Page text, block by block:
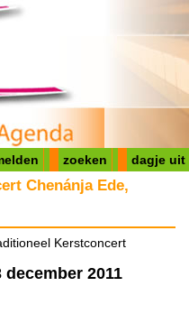
zoeken dagje uit
Chenánja Ede,
Kerstconcert
december 2011